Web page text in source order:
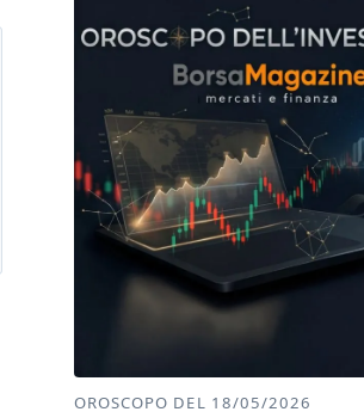
OROSCOPO DEL 18/05/2026